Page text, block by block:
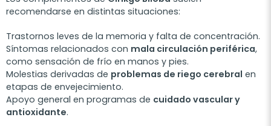
recomendarse en distintas situaciones:
Trastornos leves de la memoria y falta de concentración.
Síntomas relacionados con mala circulación periférica,
como sensación de frío en manos y pies.
Molestias derivadas de problemas de riego cerebral en
etapas de envejecimiento.
Apoyo general en programas de cuidado vascular y
antioxidante.